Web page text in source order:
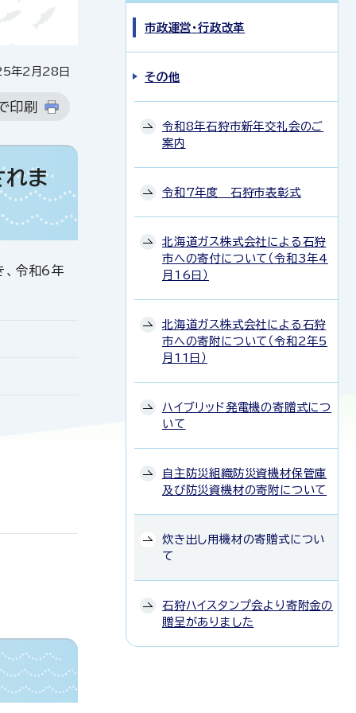
2月28日
印刷
れま
、令和6年
市政運営・行政改革
その他
令和8年石狩市新年交礼会のご
案内
令和7年度 石狩市表彰式
北海道ガス株式会社による石狩
市への寄付について（令和3年4
月16日）
北海道ガス株式会社による石狩
市への寄附について（令和2年5
月11日）
ハイブリッド発電機の寄贈式につ
いて
自主防災組織防災資機材保管庫
及び防災資機材の寄附について
炊き出し用機材の寄贈式につい
て
石狩ハイスタンプ会より寄附金の
贈呈がありました